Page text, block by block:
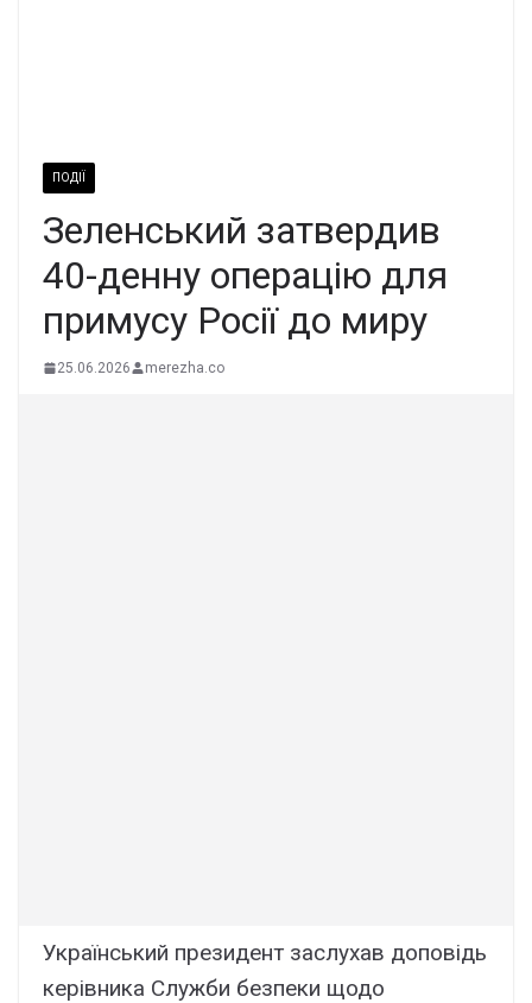
ПОДІЇ
Зеленський затвердив
40-денну операцію для
примусу Росії до миру
25.06.2026 merezha.co
Український президент заслухав доповідь
керівника Служби безпеки щодо